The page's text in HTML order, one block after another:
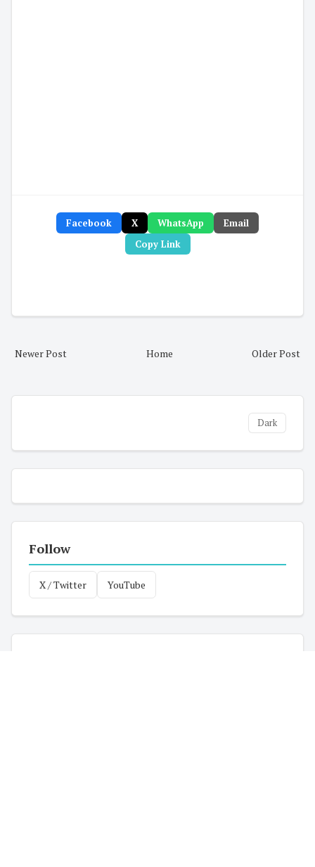
Facebook X WhatsApp
Email
Copy Link
Newer Post Older Post
Home
Dark
Follow
X / Twitter YouTube